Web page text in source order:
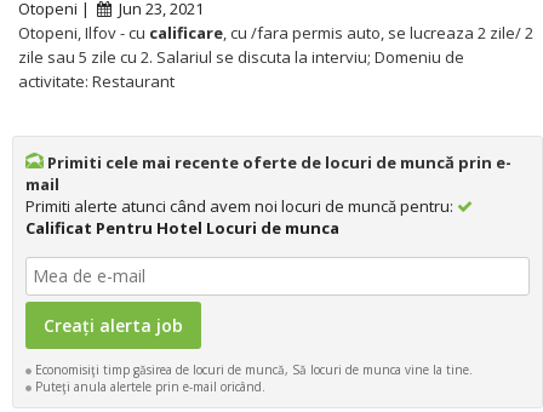
Otopeni |
Jun 23, 2021
Otopeni, Ilfov - cu calificare , cu /fara permis auto, se lucreaza 2 zile/ 2
zile sau 5 zile cu 2. Salariul se discuta la interviu; Domeniu de
activitate: Restaurant
Primiti cele mai recente oferte de locuri de muncă prin e-
mail
Primiti alerte atunci când avem noi locuri de muncă pentru:
Calificat Pentru Hotel Locuri de munca
Economisiţi timp găsirea de locuri de muncă, Să locuri de munca vine la tine.
Puteţi anula alertele prin e-mail oricând.